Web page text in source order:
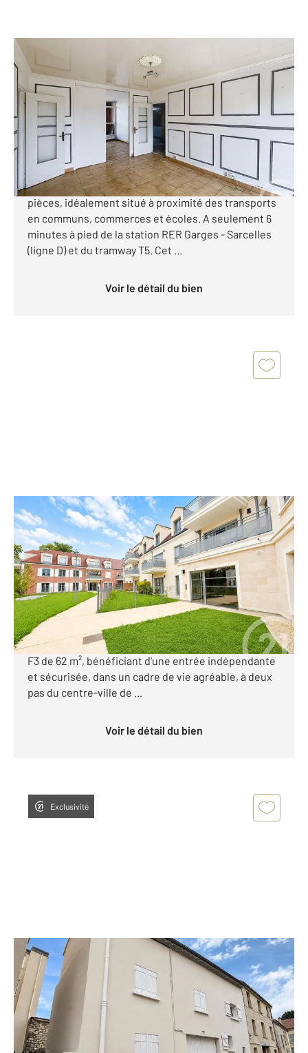
GARGES LES GONESSE 95
71,90 m
, 4 pièces
Ref : 7162
Appartement à vendre
140 000 €
**** GARGES-LES-GONESSE**** CENTURY21
STALINGRAD vous propose cet appartement de 4
pièces, idéalement situé à proximité des transports
en communs, commerces et écoles. A seulement 6
minutes à pied de la station RER Garges - Sarcelles
(ligne D) et du tramway T5. Cet ...
Voir le détail du bien
L ISLE ADAM 95
62,12 m
2
, 3 pièces
Ref : 680419
Appartement à vendre
397 000 €
Situé en rez-de-jardin au sein de la résidence neuve
"Clos Le Nôtre", venez découvrir ce bel appartement
F3 de 62 m², bénéficiant d'une entrée indépendante
et sécurisée, dans un cadre de vie agréable, à deux
pas du centre-ville de ...
Voir le détail du bien
Exclusivité
PONTOISE 95
16,90 m2 , 1 pièce
Ref : 677769
Appartement F1 à vendre
85 000 €
Visiter le site dédié